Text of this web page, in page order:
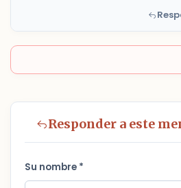
Responder a este
Su nombre *